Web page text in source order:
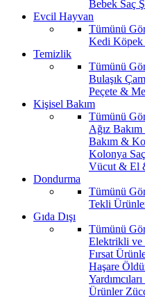
Bebek Saç
Evcil Hayvan
Tümünü
Kedi Köpek
Temizlik
Tümünü
Bulaşık
Peçete &
Kişisel Bakım
Tümünü
Ağız
Bakım &
Kolonya
Vücut & El
Dondurma
Tümünü
Tekli
Gıda Dışı
Tümünü
Elektrikli ve
Fırsat
Haşare
Yardımcıları
Ürünler